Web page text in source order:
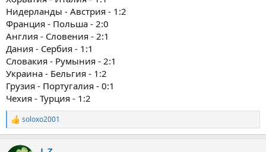
Нидерланды - Австрия - 1:2
Франция - Польша - 2:0
Англия - Словения - 2:1
Дания - Сербия - 1:1
Словакия - Румыния - 2:1
Украина - Бельгия - 1:2
Грузия - Португалия - 0:1
Чехия - Турция - 1:2
Р
е
soloxo2001